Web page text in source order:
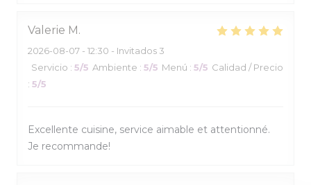
Valerie M
2026-08-07 - 12:30 - Invitados 3
Servicio : 5/5 Ambiente : 5/5 Menú : 5/5 Calidad / Precio
: 5/5
Excellente cuisine, service aimable et attentionné.
Je recommande!